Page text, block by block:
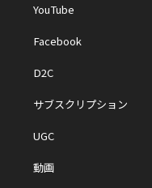
YouTube
Facebook
D2C
サブスクリプション
UGC
動画